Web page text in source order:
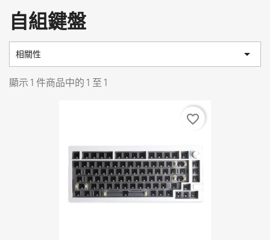
自組鍵盤
相關性 
顯示 1 件商品中的 1 至 1
favorite_border